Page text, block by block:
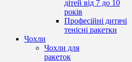
дітей від 7 до 10
років
Професійні дитячі
тенісні ракетки
Чохли
Чохли для
ракеток